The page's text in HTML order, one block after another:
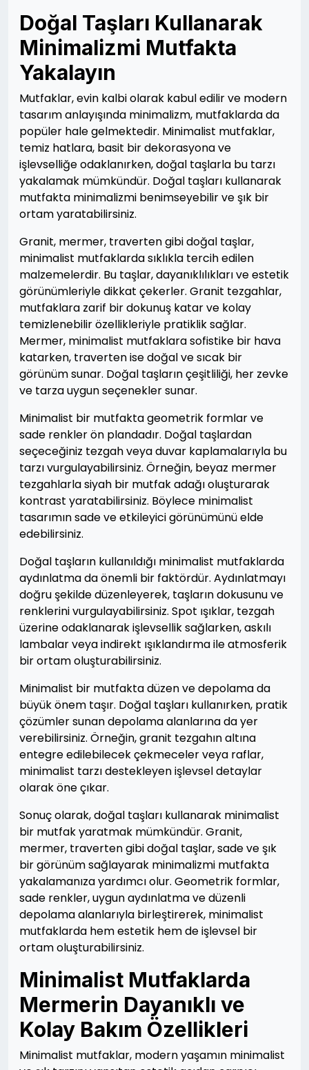
Doğal Taşları Kullanarak
Minimalizmi Mutfakta
Yakalayın
Mutfaklar, evin kalbi olarak kabul edilir ve modern
tasarım anlayışında minimalizm, mutfaklarda da
popüler hale gelmektedir. Minimalist mutfaklar,
temiz hatlara, basit bir dekorasyona ve
işlevselliğe odaklanırken, doğal taşlarla bu tarzı
yakalamak mümkündür. Doğal taşları kullanarak
mutfakta minimalizmi benimseyebilir ve şık bir
ortam yaratabilirsiniz.
Granit, mermer, traverten gibi doğal taşlar,
minimalist mutfaklarda sıklıkla tercih edilen
malzemelerdir. Bu taşlar, dayanıklılıkları ve estetik
görünümleriyle dikkat çekerler. Granit tezgahlar,
mutfaklara zarif bir dokunuş katar ve kolay
temizlenebilir özellikleriyle pratiklik sağlar.
Mermer, minimalist mutfaklara sofistike bir hava
katarken, traverten ise doğal ve sıcak bir
görünüm sunar. Doğal taşların çeşitliliği, her zevke
ve tarza uygun seçenekler sunar.
Minimalist bir mutfakta geometrik formlar ve
sade renkler ön plandadır. Doğal taşlardan
seçeceğiniz tezgah veya duvar kaplamalarıyla bu
tarzı vurgulayabilirsiniz. Örneğin, beyaz mermer
tezgahlarla siyah bir mutfak adağı oluşturarak
kontrast yaratabilirsiniz. Böylece minimalist
tasarımın sade ve etkileyici görünümünü elde
edebilirsiniz.
Doğal taşların kullanıldığı minimalist mutfaklarda
aydınlatma da önemli bir faktördür. Aydınlatmayı
doğru şekilde düzenleyerek, taşların dokusunu ve
renklerini vurgulayabilirsiniz. Spot ışıklar, tezgah
üzerine odaklanarak işlevsellik sağlarken, askılı
lambalar veya indirekt ışıklandırma ile atmosferik
bir ortam oluşturabilirsiniz.
Minimalist bir mutfakta düzen ve depolama da
büyük önem taşır. Doğal taşları kullanırken, pratik
çözümler sunan depolama alanlarına da yer
verebilirsiniz. Örneğin, granit tezgahın altına
entegre edilebilecek çekmeceler veya raflar,
minimalist tarzı destekleyen işlevsel detaylar
olarak öne çıkar.
Sonuç olarak, doğal taşları kullanarak minimalist
bir mutfak yaratmak mümkündür. Granit,
mermer, traverten gibi doğal taşlar, sade ve şık
bir görünüm sağlayarak minimalizmi mutfakta
yakalamanıza yardımcı olur. Geometrik formlar,
sade renkler, uygun aydınlatma ve düzenli
depolama alanlarıyla birleştirerek, minimalist
mutfaklarda hem estetik hem de işlevsel bir
ortam oluşturabilirsiniz.
Minimalist Mutfaklarda
Mermerin Dayanıklı ve
Kolay Bakım Özellikleri
Minimalist mutfaklar, modern yaşamın minimalist